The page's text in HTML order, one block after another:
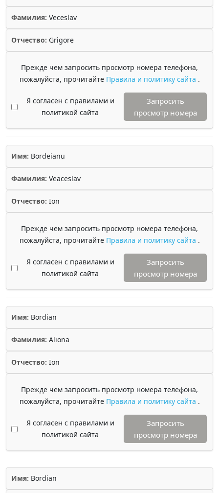
Фамилия: Veceslav
Отчество: Grigore
Прежде чем запросить просмотр номера телефона,
пожалуйста, прочитайте Правила и политику сайта .
Я согласен с правилами и
политикой сайта
Запросить
просмотр номера
Имя: Bordeianu
Фамилия: Veaceslav
Отчество: Ion
Прежде чем запросить просмотр номера телефона,
пожалуйста, прочитайте Правила и политику сайта .
Я согласен с правилами и
политикой сайта
Запросить
просмотр номера
Имя: Bordian
Фамилия: Aliona
Отчество: Ion
Прежде чем запросить просмотр номера телефона,
пожалуйста, прочитайте Правила и политику сайта .
Я согласен с правилами и
политикой сайта
Запросить
просмотр номера
Имя: Bordian